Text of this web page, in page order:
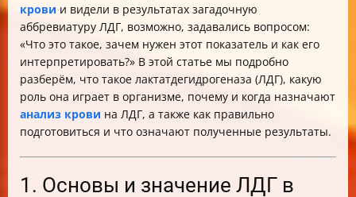
крови и видели в результатах загадочную
аббревиатуру ЛДГ, возможно, задавались вопросом:
«Что это такое, зачем нужен этот показатель и как его
интерпретировать?» В этой статье мы подробно
разберём, что такое лактатдегидрогеназа (ЛДГ), какую
роль она играет в организме, почему и когда назначают
анализ крови на ЛДГ, а также как правильно
подготовиться и что означают полученные результаты.
1. Основы и значение ЛДГ в